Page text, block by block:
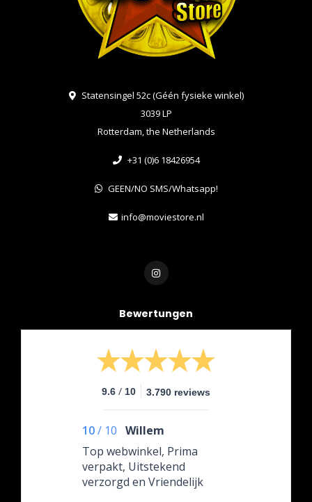
Statensingel 52c (Géén fysieke winkel)
3039 LP
Rotterdam, the Netherlands
+31 (0)6 18426954
GEEN/NO SMS/Whatsapp!
info@moviestore.nl
Bewertungen
9.6 / 10 3.790 reviews
10/ 10 Willem
Top webwinkel, Prima
verpakt, Uitstekend
verzorgd en Vriendelijk